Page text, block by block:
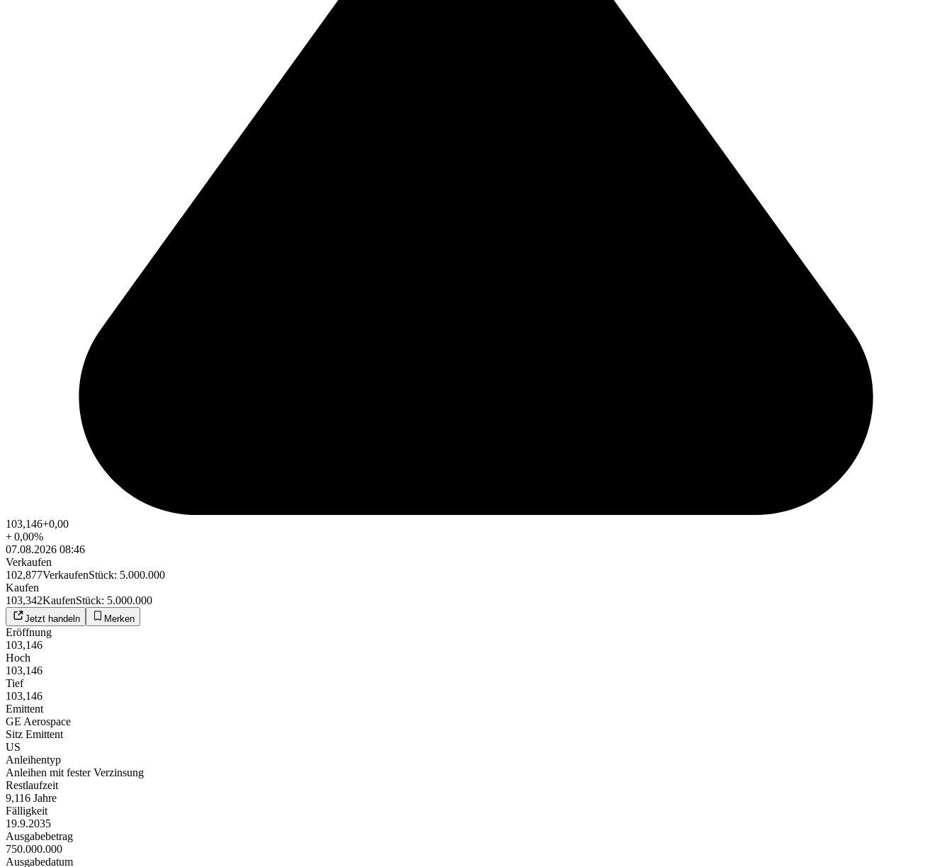
103,146+0,00
+0,00%
07.08.2026 08:46
Verkaufen
102,877VerkaufenStück: 5.000.000
Kaufen
103,342KaufenStück: 5.000.000
Jetzt handeln Merken
Eröffnung
103,146
Hoch
103,146
Tief
103,146
Emittent
GE Aerospace
Sitz Emittent
US
Anleihentyp
Anleihen mit fester Verzinsung
Restlaufzeit
9,116 Jahre
Fälligkeit
19.9.2035
Ausgabebetrag
750.000.000
Ausgabedatum